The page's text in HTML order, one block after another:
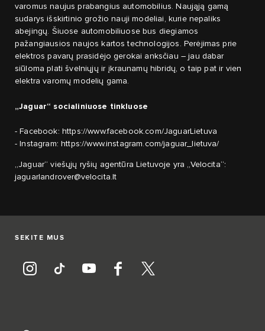
varomus naujus prabangius automobilius. Naująją gamą
sudarys išskirtinio grožio nauji modeliai, kurie nepaliks
abejingų. Šiuose automobiliuose bus diegiamos
pažangiausios naujos kartos technologijos. Perėjimas prie
elektros pavarų prasidėjo gerokai anksčiau – jau dabar
siūloma plati švelniųjų ir įkraunamų hibridų, o taip pat ir vien
elektra varomų modelių gama.
„Jaguar“ socialiniuose tinkluose
- Facebook: https://www.facebook.com/JaguarLietuva
- Instagram:https://www.instagram.com/jaguar_lietuva/
„Jaguar“ viešųjų ryšių agentūra Lietuvoje yra „Velocita“:
jaguarlandrover@velocita.lt
SEKITE MUS